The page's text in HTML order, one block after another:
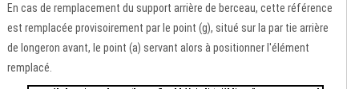
En cas de remplacement du support arrière de berceau, cette référence
est remplacée provisoirement par le point (g), situé sur la par tie arrière
de longeron avant, le point (a) servant alors à positionner l'élément
remplacé.